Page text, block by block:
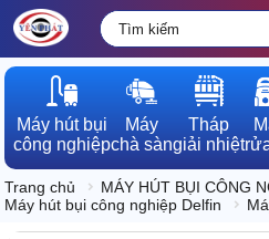
Máy hút bụi
công nghiệp
Máy
chà sàn
Tháp
giải nhiệt
Trang chủ
MÁY HÚT BỤI CÔNG
Máy hút bụi công nghiệp Delfin